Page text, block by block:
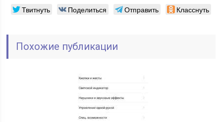
Твитнуть Поделиться Отправить Класснуть
Похожие публикации